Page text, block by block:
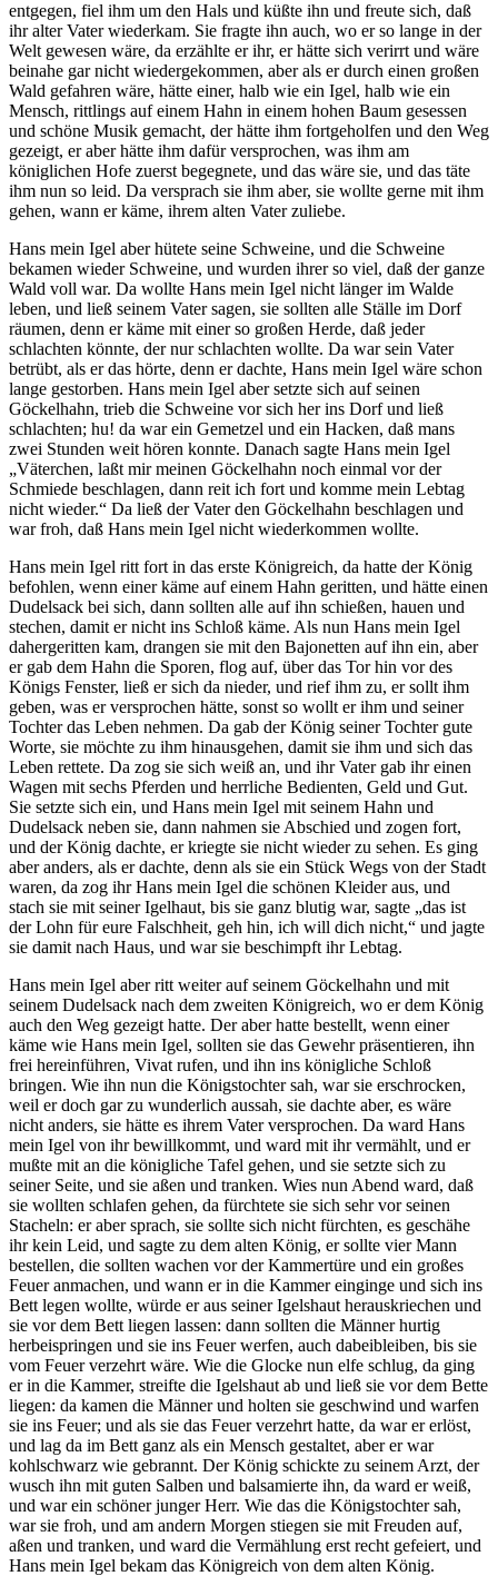
entgegen, fiel ihm um den Hals und küßte ihn und freute sich, daß
ihr alter Vater wiederkam. Sie fragte ihn auch, wo er so lange in der
Welt gewesen wäre, da erzählte er ihr, er hätte sich verirrt und wäre
beinahe gar nicht wiedergekommen, aber als er durch einen großen
Wald gefahren wäre, hätte einer, halb wie ein Igel, halb wie ein
Mensch, rittlings auf einem Hahn in einem hohen Baum gesessen
und schöne Musik gemacht, der hätte ihm fortgeholfen und den Weg
gezeigt, er aber hätte ihm dafür versprochen, was ihm am
königlichen Hofe zuerst begegnete, und das wäre sie, und das täte
ihm nun so leid. Da versprach sie ihm aber, sie wollte gerne mit ihm
gehen, wann er käme, ihrem alten Vater zuliebe.
Hans mein Igel aber hütete seine Schweine, und die Schweine
bekamen wieder Schweine, und wurden ihrer so viel, daß der ganze
Wald voll war. Da wollte Hans mein Igel nicht länger im Walde
leben, und ließ seinem Vater sagen, sie sollten alle Ställe im Dorf
räumen, denn er käme mit einer so großen Herde, daß jeder
schlachten könnte, der nur schlachten wollte. Da war sein Vater
betrübt, als er das hörte, denn er dachte, Hans mein Igel wäre schon
lange gestorben. Hans mein Igel aber setzte sich auf seinen
Göckelhahn, trieb die Schweine vor sich her ins Dorf und ließ
schlachten; hu! da war ein Gemetzel und ein Hacken, daß mans
zwei Stunden weit hören konnte. Danach sagte Hans mein Igel
„Väterchen, laßt mir meinen Göckelhahn noch einmal vor der
Schmiede beschlagen, dann reit ich fort und komme mein Lebtag
nicht wieder.“ Da ließ der Vater den Göckelhahn beschlagen und
war froh, daß Hans mein Igel nicht wiederkommen wollte.
Hans mein Igel ritt fort in das erste Königreich, da hatte der König
befohlen, wenn einer käme auf einem Hahn geritten, und hätte einen
Dudelsack bei sich, dann sollten alle auf ihn schießen, hauen und
stechen, damit er nicht ins Schloß käme. Als nun Hans mein Igel
dahergeritten kam, drangen sie mit den Bajonetten auf ihn ein, aber
er gab dem Hahn die Sporen, flog auf, über das Tor hin vor des
Königs Fenster, ließ er sich da nieder, und rief ihm zu, er sollt ihm
geben, was er versprochen hätte, sonst so wollt er ihm und seiner
Tochter das Leben nehmen. Da gab der König seiner Tochter gute
Worte, sie möchte zu ihm hinausgehen, damit sie ihm und sich das
Leben rettete. Da zog sie sich weiß an, und ihr Vater gab ihr einen
Wagen mit sechs Pferden und herrliche Bedienten, Geld und Gut.
Sie setzte sich ein, und Hans mein Igel mit seinem Hahn und
Dudelsack neben sie, dann nahmen sie Abschied und zogen fort,
und der König dachte, er kriegte sie nicht wieder zu sehen. Es ging
aber anders, als er dachte, denn als sie ein Stück Wegs von der Stadt
waren, da zog ihr Hans mein Igel die schönen Kleider aus, und
stach sie mit seiner Igelhaut, bis sie ganz blutig war, sagte „das ist
der Lohn für eure Falschheit, geh hin, ich will dich nicht,“ und jagte
sie damit nach Haus, und war sie beschimpft ihr Lebtag.
Hans mein Igel aber ritt weiter auf seinem Göckelhahn und mit
seinem Dudelsack nach dem zweiten Königreich, wo er dem König
auch den Weg gezeigt hatte. Der aber hatte bestellt, wenn einer
käme wie Hans mein Igel, sollten sie das Gewehr präsentieren, ihn
frei hereinführen, Vivat rufen, und ihn ins königliche Schloß
bringen. Wie ihn nun die Königstochter sah, war sie erschrocken,
weil er doch gar zu wunderlich aussah, sie dachte aber, es wäre
nicht anders, sie hätte es ihrem Vater versprochen. Da ward Hans
mein Igel von ihr bewillkommt, und ward mit ihr vermählt, und er
mußte mit an die königliche Tafel gehen, und sie setzte sich zu
seiner Seite, und sie aßen und tranken. Wies nun Abend ward, daß
sie wollten schlafen gehen, da fürchtete sie sich sehr vor seinen
Stacheln: er aber sprach, sie sollte sich nicht fürchten, es geschähe
ihr kein Leid, und sagte zu dem alten König, er sollte vier Mann
bestellen, die sollten wachen vor der Kammertüre und ein großes
Feuer anmachen, und wann er in die Kammer einginge und sich ins
Bett legen wollte, würde er aus seiner Igelshaut herauskriechen und
sie vor dem Bett liegen lassen: dann sollten die Männer hurtig
herbeispringen und sie ins Feuer werfen, auch dabeibleiben, bis sie
vom Feuer verzehrt wäre. Wie die Glocke nun elfe schlug, da ging
er in die Kammer, streifte die Igelshaut ab und ließ sie vor dem Bette
liegen: da kamen die Männer und holten sie geschwind und warfen
sie ins Feuer; und als sie das Feuer verzehrt hatte, da war er erlöst,
und lag da im Bett ganz als ein Mensch gestaltet, aber er war
kohlschwarz wie gebrannt. Der König schickte zu seinem Arzt, der
wusch ihn mit guten Salben und balsamierte ihn, da ward er weiß,
und war ein schöner junger Herr. Wie das die Königstochter sah,
war sie froh, und am andern Morgen stiegen sie mit Freuden auf,
aßen und tranken, und ward die Vermählung erst recht gefeiert, und
Hans mein Igel bekam das Königreich von dem alten König.